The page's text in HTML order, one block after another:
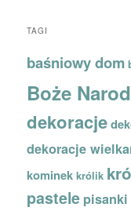
TAGI
baśniowy dom
Boże
dekoracje
dekoracje
kominek królik
pastele pisanki